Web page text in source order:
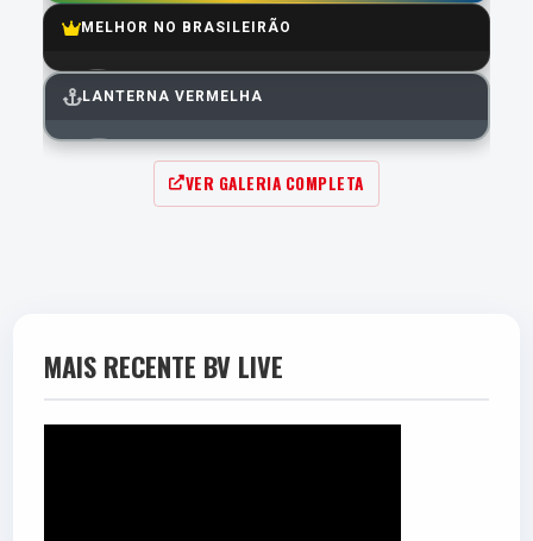
GUILLERMO MARIPÁN
MELHOR NO BRASILEIRÃO
MATHEUS CUNHA
LANTERNA VERMELHA
ALAN PATRICK
Média: 3.9
VER GALERIA COMPLETA
MAIS RECENTE BV LIVE